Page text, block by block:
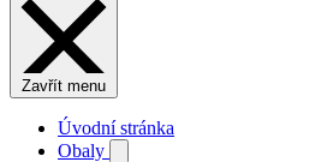
Zavřít menu
Úvodní stránka
Obaly